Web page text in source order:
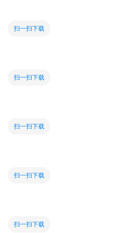
扫一扫下载
扫一扫下载
扫一扫下载
扫一扫下载
扫一扫下载